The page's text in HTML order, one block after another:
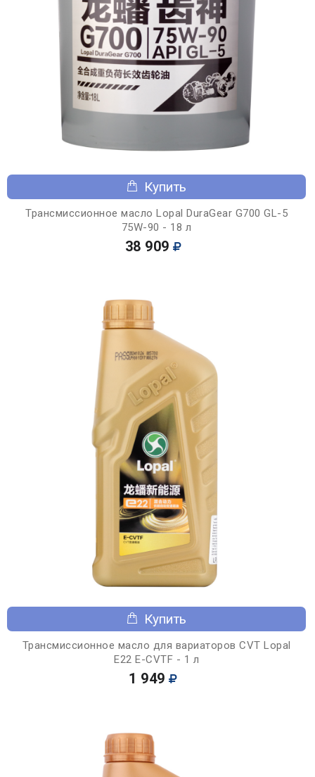
Купить
Трансмиссионное масло Lopal DuraGear G700 GL-5
75W-90 - 18 л
38 909
Купить
Трансмиссионное масло для вариаторов CVT Lopal
E22 E-CVTF - 1 л
1 949